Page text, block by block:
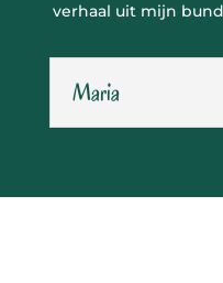
verhaal uit mijn
Maria